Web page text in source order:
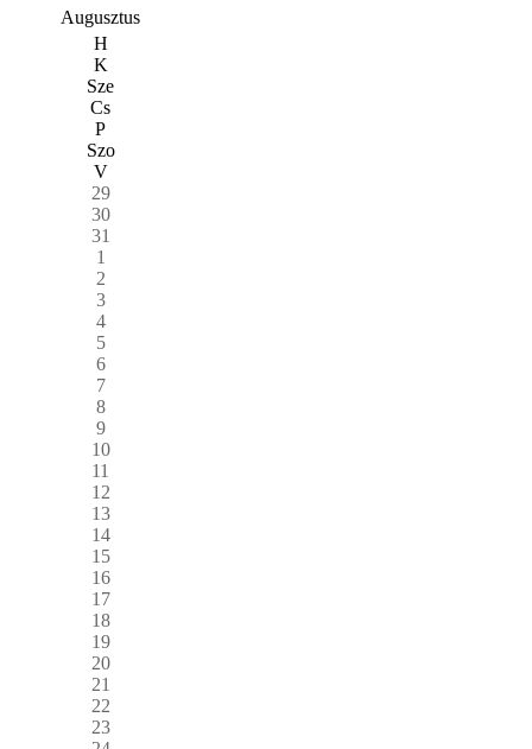
Augusztus
H
K
Sze
Cs
P
Szo
V
29
30
31
1
2
3
4
5
6
7
8
9
10
11
12
13
14
15
16
17
18
19
20
21
22
23